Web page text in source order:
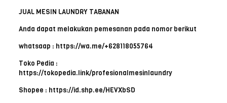
JUAL MESIN LAUNDRY TABANAN
Anda dapat melakukan pemesanan pada nomor berikut
whatsaap : https://wa.me/+628118055764
Toko Pedia :
https://tokopedia.link/profesionalmesinlaundry
Shopee : https://id.shp.ee/HEVXbSD